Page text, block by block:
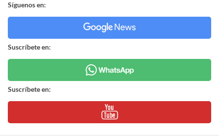
Síguenos en:
Suscríbete en:
Suscríbete en: